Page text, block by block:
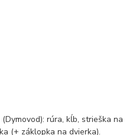
rúra, kĺb, strieška na
(+ záklopka na dvierka).